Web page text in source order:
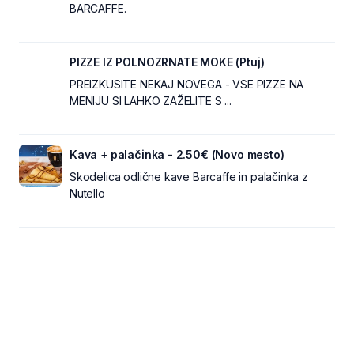
BARCAFFE.
PIZZE IZ POLNOZRNATE MOKE (Ptuj)
PREIZKUSITE NEKAJ NOVEGA - VSE PIZZE NA
MENIJU SI LAHKO ZAŽELITE S ...
Kava + palačinka - 2.50€ (Novo mesto)
Skodelica odlične kave Barcaffe in palačinka z
Nutello